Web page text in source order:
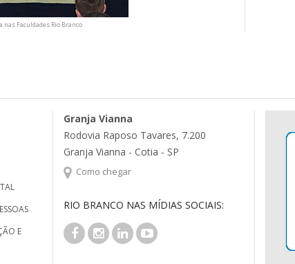
Faculdades Rio Branco
E
Granja Vianna
Rodovia Raposo Tavares, 7.200
Granja Vianna - Cotia - SP
Como chegar
RIO BRANCO NAS MÍDIAS SOCIAIS: